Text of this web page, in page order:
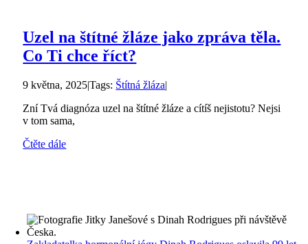
Uzel na štítné žláze jako zpráva těla.
Co Ti chce říct?
9 května, 2025|Tags: Štítná žláza|
Zní Tvá diagnóza uzel na štítné žláze a cítíš nejistotu? Nejsi
v tom sama,
Čtěte dále